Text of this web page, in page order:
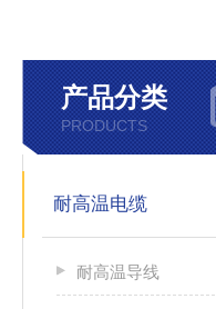
产品分类
PRODUCTS
耐高温电缆
耐高温导线